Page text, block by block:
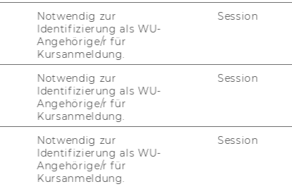
Notwendig zur
Identifizierung als WU-
Angehörige/r für
Kursanmeldung.
Session
Notwendig zur
Identifizierung als WU-
Angehörige/r für
Kursanmeldung.
Session
Notwendig zur
Identifizierung als WU-
Angehörige/r für
Kursanmeldung.
Session